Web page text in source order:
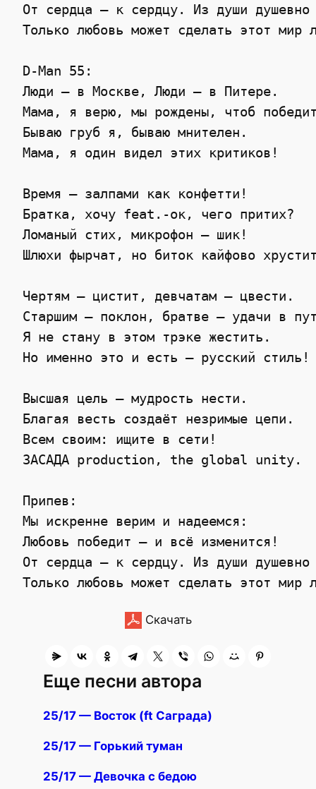
От сердца — к сердцу. Из души
Только любовь может сделать этот мир
D-Man 55:
Люди – в Москве, Люди – в Питере.
Мама, я верю, мы рождены, чтоб
Бываю груб я, бываю мнителен.
Мама, я один видел этих критиков!
Время – залпами как конфетти!
Братка, хочу feat.-ок, чего притих?
Ломаный стих, микрофон – шик!
Шлюхи фырчат, но биток кайфово
Чертям – цистит, девчатам – цвести.
Старшим – поклон, братве – удачи в
Я не стану в этом трэке жестить.
Но именно это и есть – русский стиль!
Высшая цель – мудрость нести.
Благая весть создаёт незримые цепи.
Всем своим: ищите в сети!
ЗАСАДА production, the global unity.
Припев:
Мы искренне верим и надеемся:
Любовь победит – и всё изменится!
От сердца — к сердцу. Из души
Скачать
Еще песни автора
25/17 — Восток (ft Саграда)
25/17 — Горький туман
25/17 — Девочка с бедою